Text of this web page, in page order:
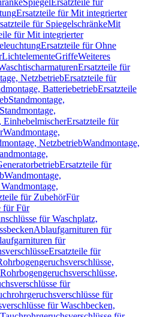
Spiegel Ersatzteile für
Ersatzteile für Mit integrierter
für SpiegelschränkeMit
für Mit integrierter
Ersatzteile für Ohne
LichtelementeGriffeWeiteres
Ersatzteile für
NetzbetriebErsatzteile für
BatteriebetriebErsatzteile
Standmontage,
EinhebelmischerErsatzteile für
Wandmontage,
NetzbetriebWandmontage,
Ersatzteile für
Wandmontage,
für ZubehörFür
für Für
für Waschplatz,
Ablaufgarnituren für
für
Ersatzteile für
für
für
für Waschbecken,